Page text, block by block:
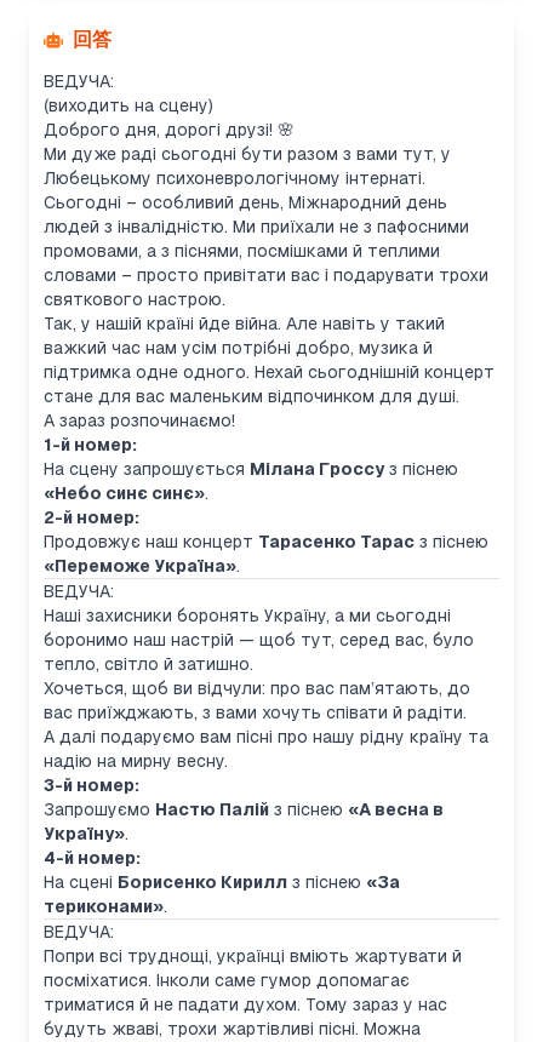
回答
ВЕДУЧА:
(виходить на сцену)
Доброго дня, дорогі друзі! 🌸
Ми дуже раді сьогодні бути разом з вами тут, у
Любецькому психоневрологічному інтернаті.
Сьогодні – особливий день, Міжнародний день
людей з інвалідністю. Ми приїхали не з пафосними
промовами, а з піснями, посмішками й теплими
словами – просто привітати вас і подарувати трохи
святкового настрою.
Так, у нашій країні йде війна. Але навіть у такий
важкий час нам усім потрібні добро, музика й
підтримка одне одного. Нехай сьогоднішній концерт
стане для вас маленьким відпочинком для душі.
А зараз розпочинаємо!
1-й номер:
На сцену запрошується Мілана Гроссуз піснею
«Небо синє синє».
2-й номер:
Продовжує наш концерт Тарасенко Тарас з піснею
«Переможе Україна».
ВЕДУЧА:
Наші захисники боронять Україну, а ми сьогодні
боронимо наш настрій — щоб тут, серед вас, було
тепло, світло й затишно.
Хочеться, щоб ви відчули: про вас пам’ятають, до
вас приїжджають, з вами хочуть співати й радіти.
А далі подаруємо вам пісні про нашу рідну країну та
надію на мирну весну.
3-й номер:
Запрошуємо Настю Палій з піснею «А весна в
Україну».
4-й номер:
На сцені Борисенко Кирилл з піснею «За
териконами».
ВЕДУЧА:
Попри всі труднощі, українці вміють жартувати й
посміхатися. Інколи саме гумор допомагає
триматися й не падати духом. Тому зараз у нас
будуть жваві, трохи жартівливі пісні. Можна